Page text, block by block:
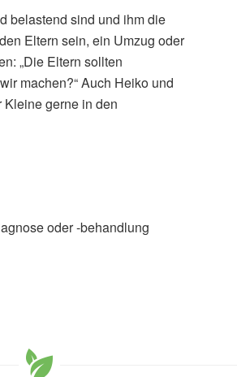
belastend sind und ihm die
Eltern sein, ein Umzug oder
„Die Eltern sollten
machen?“ Auch Heiko und
gerne in den
oder -behandlung